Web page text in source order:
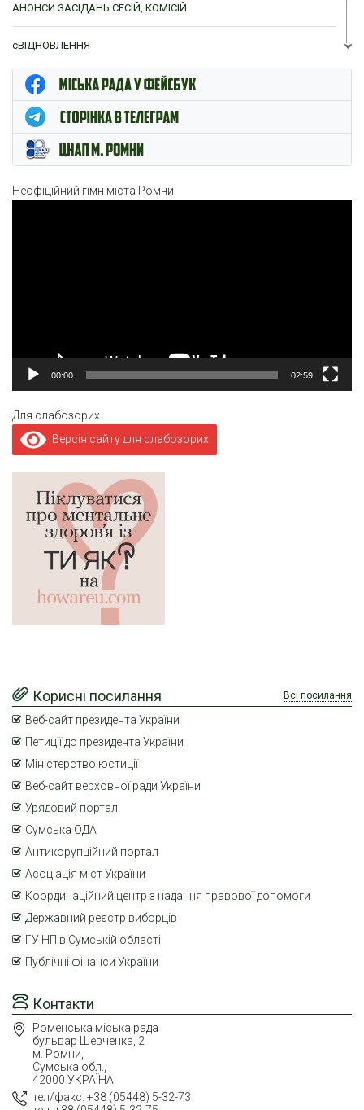
АНОНСИ ЗАСІДАНЬ СЕСІЙ, КОМІСІЙ
єВІДНОВЛЕННЯ
ЦНАП м. Ромни
Неофіційний гімн міста Ромни
00:00 02:59
Для слабозорих
Версія сайту для слабозорих
Контакти
Роменська міська рада
бульвар Шевченка, 2
м. Ромни,
Сумська обл.,
42000 УКРАЇНА
тел/факс: +38 (05448) 5-32-73
Корисні посилання Всі посилання
Веб-сайт президента України
Петиції до президента України
Міністерство юстиції
Веб-сайт верховної ради України
Урядовий портал
Сумська ОДА
Антикорупційний портал
Асоціація міст України
Координаційний центр з надання правової допомоги
Державний реєстр виборців
ГУ НП в Сумській області
Публічні фінанси України